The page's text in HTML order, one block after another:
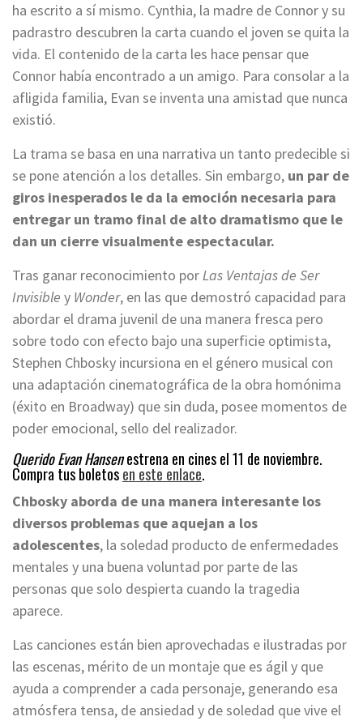
ha escrito a sí mismo. Cynthia, la madre de Connor y su
padrastro descubren la carta cuando el joven se quita la
vida. El contenido de la carta les hace pensar que
Connor había encontrado a un amigo. Para consolar a la
afligida familia, Evan se inventa una amistad que nunca
existió.
La trama se basa en una narrativa un tanto predecible si
se pone atención a los detalles. Sin embargo, un par de
giros inesperados le da la emoción necesaria para
entregar un tramo final de alto dramatismo que le
dan un cierre visualmente espectacular.
Tras ganar reconocimiento porLas Ventajas de Ser
Invisible y Wonder, en las que demostró capacidad para
abordar el drama juvenil de una manera fresca pero
sobre todo con efecto bajo una superficie optimista,
Stephen Chbosky incursiona en el género musical con
una adaptación cinematográfica de la obra homónima
(éxito en Broadway) que sin duda, posee momentos de
poder emocional, sello del realizador.
Querido Evan Hansenestrena en cines el 11 de noviembre.
Compra tus boletosen este enlace.
Chbosky aborda de una manera interesante los
diversos problemas que aquejan a los
adolescentes, la soledad producto de enfermedades
mentales y una buena voluntad por parte de las
personas que solo despierta cuando la tragedia
aparece.
Las canciones están bien aprovechadas e ilustradas por
las escenas, mérito de un montaje que es ágil y que
ayuda a comprender a cada personaje, generando esa
atmósfera tensa, de ansiedad y de soledad que vive el